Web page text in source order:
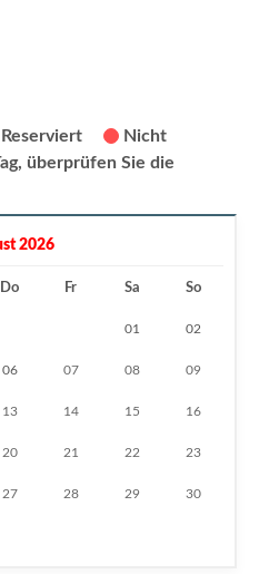
Nicht
überprüfen Sie die
2026
Do Fr Sa So
01 02
06 07 08 09
13 14 15 16
20 21 22 23
27 28 29 30